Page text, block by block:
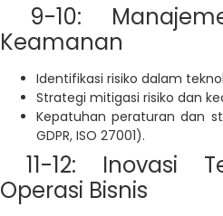
9-10:
Keamanan
Identifikasi risiko dalam
Strategi mitigasi risiko dan
Kepatuhan peraturan dan
GDPR, ISO 27001).
11-12: Inovasi
Operasi Bisnis